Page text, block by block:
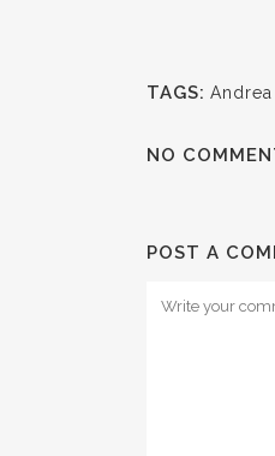
TAGS:
NO
POST A